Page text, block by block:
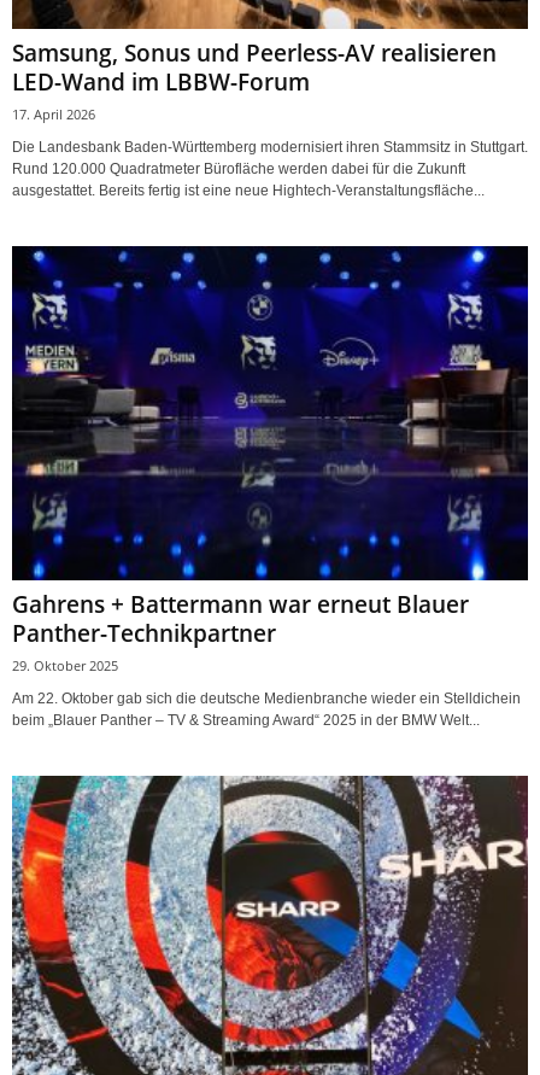
Samsung, Sonus und Peerless-AV realisieren
LED-Wand im LBBW-Forum
17. April 2026
Die Landesbank Baden-Württemberg modernisiert ihren Stammsitz in Stuttgart.
Rund 120.000 Quadratmeter Bürofläche werden dabei für die Zukunft
ausgestattet. Bereits fertig ist eine neue Hightech-Veranstaltungsfläche...
Gahrens + Battermann war erneut Blauer
Panther-Technikpartner
29. Oktober 2025
Am 22. Oktober gab sich die deutsche Medienbranche wieder ein Stelldichein
beim „Blauer Panther – TV & Streaming Award“ 2025 in der BMW Welt...